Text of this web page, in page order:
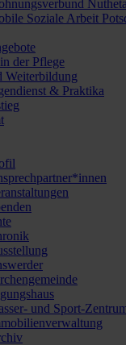
Soziale Arbeit
der Pflege
Weiterbildung
& Praktika
und Sport-